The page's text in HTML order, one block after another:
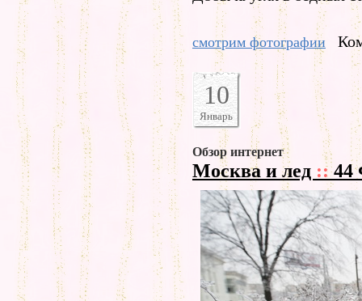
смотрим фотографии
10
Январь
Обзор интернет
Москва и лед ::44